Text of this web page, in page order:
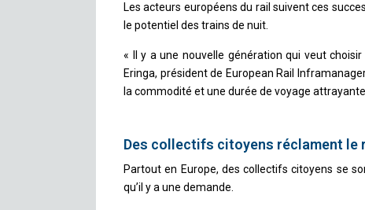
Les acteurs européens du rail suivent ces
le potentiel des trains de nuit.
« Il y a une nouvelle génération qui veut
Eringa, président de European Rail
la commodité et une durée de voyage
Des collectifs citoyens réclament le
Partout en Europe, des collectifs citoyens se
qu’il y a une demande.